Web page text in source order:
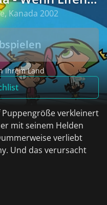
Kanada 2002
Ihrem Land
verkleinert
mit seinem Helden
verliebt
Und das verursacht